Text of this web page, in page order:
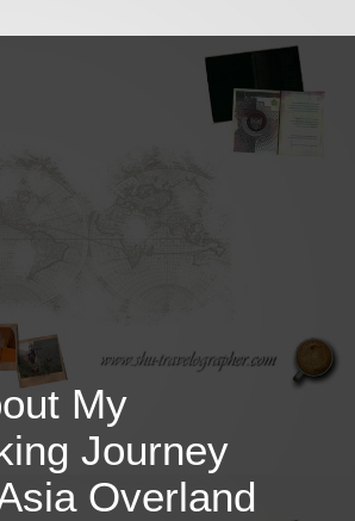
My
Journey
Overland